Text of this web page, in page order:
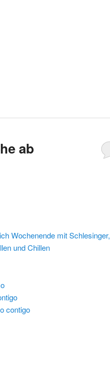
ab
Wochenende mit Schlesinger,
und Chillen
contigo